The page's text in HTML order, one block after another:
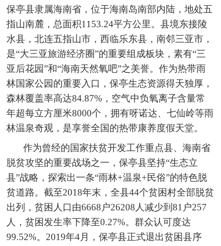
保亭县隶属海南省，位于海南岛南部内陆，地处五
指山南麓，总面积1153.24平方公里。县境东接陵
水县，北连五指山市，西临乐东县，南邻三亚市，
是“大三亚旅游经济圈”的重要组成板块，素有“三
亚后花园”和“海南天然氧吧”之美誉。作为热带雨
林国家公园的重要入口，保亭生态资源得天独厚，
森林覆盖率高达84.87%，空气中负氧离子含量常
年超每立方厘米8000个，拥有呀诺达、七仙岭等雨
林温泉奇观，是享誉全国的热带康养度假天堂。
作为曾经的国家扶贫开发工作重点县、海南省
脱贫攻坚的重要战场之一，保亭县坚持“生态立
县”战略，探索出一条“雨林+温泉+民俗”的特色脱
贫道路。截至2018年末，全县44个贫困村全部脱贫
出列，贫困人口由6668户26208人减少到81户257
人，贫困发生率下降至0.27%。群众认可度达
99.52%。2019年4月，保亭县正式退出贫困县序